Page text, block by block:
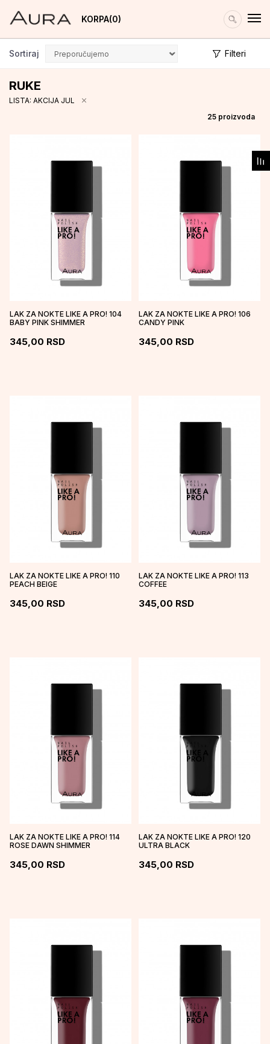
KORPA 0
RUKE
Sortiraj Filteri
LISTA: AKCIJA JUL
25 proizvoda
LAK ZA NOKTE LIKE A PRO! 104
BABY PINK SHIMMER
345,00 RSD
LAK ZA NOKTE LIKE A PRO! 106
CANDY PINK
345,00 RSD
LAK ZA NOKTE LIKE A PRO! 110
PEACH BEIGE
345,00 RSD
LAK ZA NOKTE LIKE A PRO! 113
COFFEE
345,00 RSD
LAK ZA NOKTE LIKE A PRO! 114
ROSE DAWN SHIMMER
345,00 RSD
LAK ZA NOKTE LIKE A PRO! 120
ULTRA BLACK
345,00 RSD